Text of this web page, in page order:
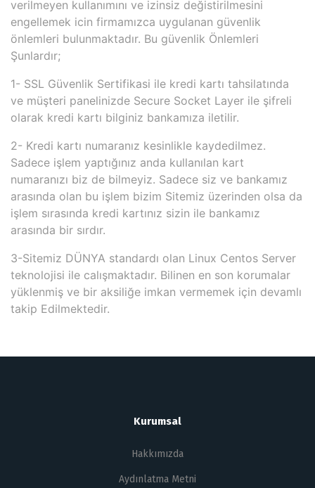
verilmeyen kullanımını ve izinsiz değistirilmesini
engellemek icin firmamızca uygulanan güvenlik
önlemleri bulunmaktadır. Bu güvenlik Önlemleri
Şunlardır;
1- SSL Güvenlik Sertifikasi ile kredi kartı tahsilatında
ve müşteri panelinizde Secure Socket Layer ile şifreli
olarak kredi kartı bilginiz bankamıza iletilir.
2- Kredi kartı numaranız kesinlikle kaydedilmez.
Sadece işlem yaptığınız anda kullanılan kart
numaranızı biz de bilmeyiz. Sadece siz ve bankamız
arasında olan bu işlem bizim Sitemiz üzerinden olsa da
işlem sırasında kredi kartınız sizin ile bankamız
arasında bir sırdır.
3-Sitemiz DÜNYA standardı olan Linux Centos Server
teknolojisi ile calışmaktadır. Bilinen en son korumalar
yüklenmiş ve bir aksiliğe imkan vermemek için devamlı
takip Edilmektedir.
Kurumsal
Hakkımızda
Aydınlatma Metni